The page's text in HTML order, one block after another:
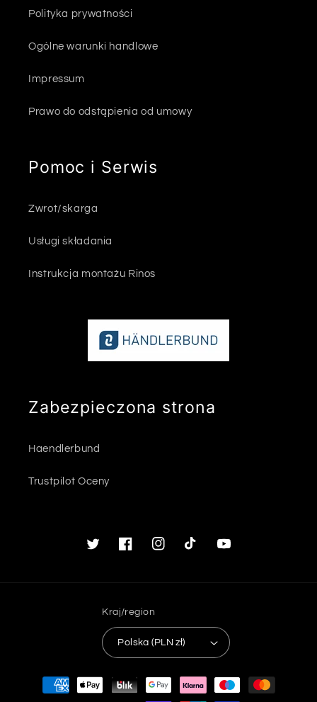
Polityka prywatności
Ogólne warunki handlowe
Impressum
Prawo do odstąpienia od umowy
Pomoc i Serwis
Zwrot/skarga
Usługi składania
Instrukcja montażu Rinos
Zabezpieczona strona
Haendlerbund
Trustpilot Oceny
TwitterFacebookInstagramTikTok Youtube
Kraj/region
Polska (PLN zł)
Metody
płatności